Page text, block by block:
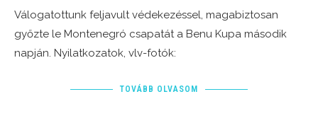
Válogatottunk feljavult védekezéssel, magabiztosan
győzte le Montenegró csapatát a Benu Kupa második
napján. Nyilatkozatok, vlv-fotók:
TOVÁBB OLVASOM